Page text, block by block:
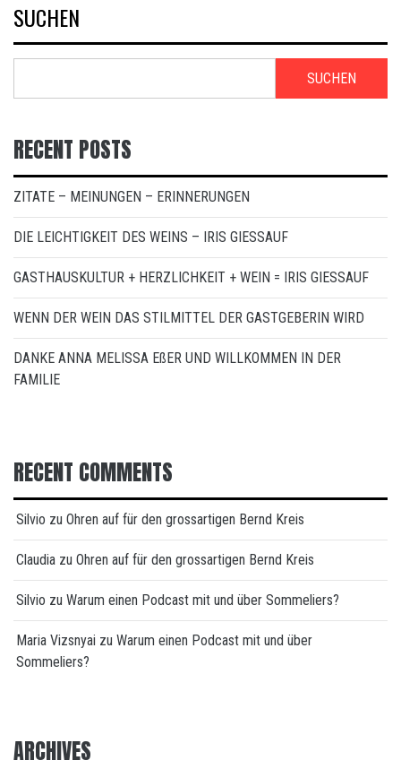
SUCHEN
SUCHEN
RECENT POSTS
ZITATE – MEINUNGEN – ERINNERUNGEN
DIE LEICHTIGKEIT DES WEINS – IRIS GIESSAUF
GASTHAUSKULTUR + HERZLICHKEIT + WEIN = IRIS GIESSAUF
WENN DER WEIN DAS STILMITTEL DER GASTGEBERIN WIRD
DANKE ANNA MELISSA EßER UND WILLKOMMEN IN DER
FAMILIE
RECENT COMMENTS
Silvio zu Ohren auf für den grossartigen Bernd Kreis
Claudia zu Ohren auf für den grossartigen Bernd Kreis
Silvio zu Warum einen Podcast mit und über Sommeliers?
Maria Vizsnyai zu Warum einen Podcast mit und über
Sommeliers?
ARCHIVES